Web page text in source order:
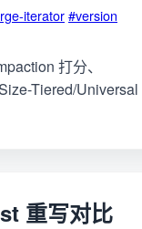
iterator#version
打分、
Tiered/Universal
重写对比